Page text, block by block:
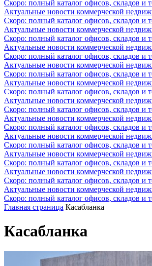
Скоро: полный каталог офисов, складов и
Актуальные новости коммерческой
Скоро: полный каталог офисов, складов и
Актуальные новости коммерческой
Скоро: полный каталог офисов, складов и
Актуальные новости коммерческой
Скоро: полный каталог офисов, складов и
Актуальные новости коммерческой
Скоро: полный каталог офисов, складов и
Актуальные новости коммерческой
Скоро: полный каталог офисов, складов и
Актуальные новости коммерческой
Скоро: полный каталог офисов, складов и
Актуальные новости коммерческой
Скоро: полный каталог офисов, складов и
Актуальные новости коммерческой
Скоро: полный каталог офисов, складов и
Актуальные новости коммерческой
Скоро: полный каталог офисов, складов и
Актуальные новости коммерческой
Скоро: полный каталог офисов, складов и
Актуальные новости коммерческой
Скоро: полный каталог офисов, складов и
Главная страница Касабланка
Касабланка